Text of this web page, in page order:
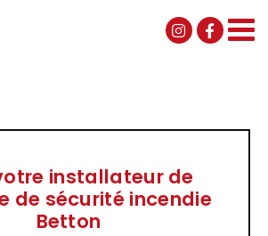
installateur de
de sécurité incendie
Betton